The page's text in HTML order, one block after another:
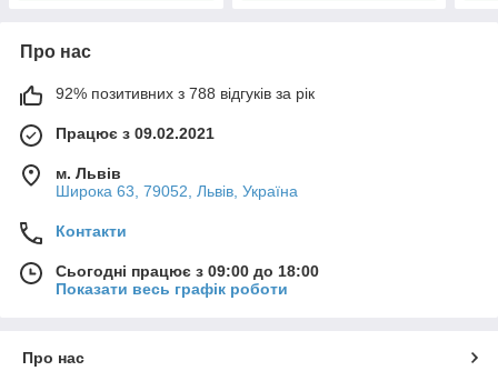
Про нас
92% позитивних з 788 відгуків за рік
Працює з 09.02.2021
м. Львів
Широка 63, 79052, Львів, Україна
Контакти
Сьогодні працює з 09:00 до 18:00
Показати весь графік роботи
Про нас